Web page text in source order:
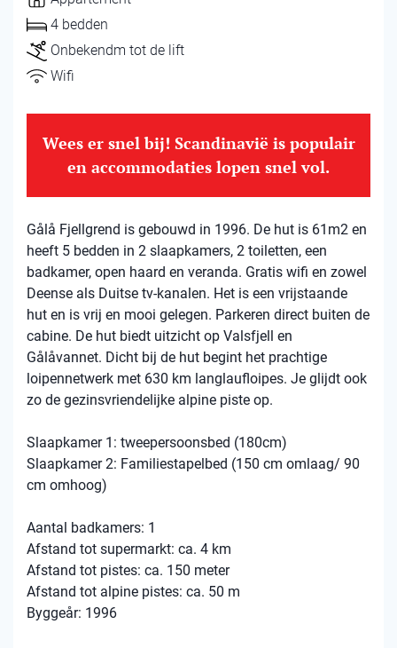
4 bedden
Onbekendm tot de lift
Wifi
Wees er snel bij! Scandinavië is populair
en accommodaties lopen snel vol.
Gålå Fjellgrend is gebouwd in 1996. De hut is 61m2 en
heeft 5 bedden in 2 slaapkamers, 2 toiletten, een
badkamer, open haard en veranda. Gratis wifi en zowel
Deense als Duitse tv-kanalen. Het is een vrijstaande
hut en is vrij en mooi gelegen. Parkeren direct buiten de
cabine. De hut biedt uitzicht op Valsfjell en
Gålåvannet. Dicht bij de hut begint het prachtige
loipennetwerk met 630 km langlaufloipes. Je glijdt ook
zo de gezinsvriendelijke alpine piste op.
Slaapkamer 1: tweepersoonsbed (180cm)
Slaapkamer 2: Familiestapelbed (150 cm omlaag/ 90
cm omhoog)
Aantal badkamers: 1
Afstand tot supermarkt: ca. 4 km
Afstand tot pistes: ca. 150 meter
Afstand tot alpine pistes: ca. 50 m
Byggeår: 1996